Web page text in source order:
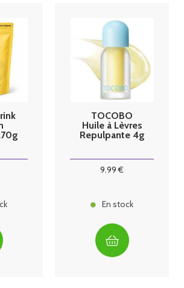
TOCOBO
Huile à Lèvres
Repulpante 4g
9.99 €
En stock